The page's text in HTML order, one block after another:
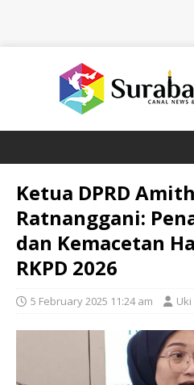
Ketua DPRD
Ratnanggani:
dan Kemacetan
RKPD 2026
5 February 2025 11:24 am Uki